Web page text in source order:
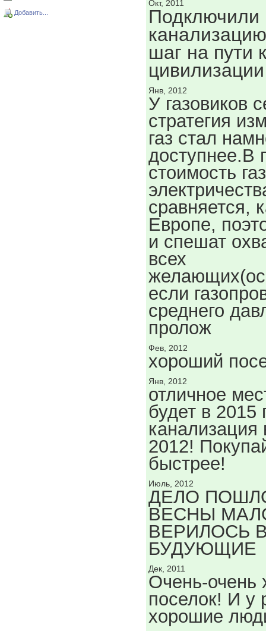
Добавить...
Окт, 2011
Подключили
шаг на пути к
цивилизации
Янв, 2012
У газовиков
стратегия
газ стал
доступнее.В
стоимость
сравняется,
Европе,
и спешат
всех
если
среднего
пролож
Фев, 2012
хороший
Янв, 2012
отличное
будет в 2015
канализация
2012!
быстрее!
Июль, 2012
ДЕЛО
ВЕСНЫ
ВЕРИЛОСЬ
БУДУЮЩИЕ
Дек, 2011
Очень-очень
поселок! И у
хорошие